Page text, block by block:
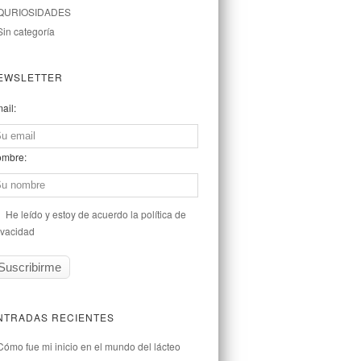
categoría
He leído y estoy de acuerdo la política de
RECIENTES
fue mi inicio en el mundo del lácteo